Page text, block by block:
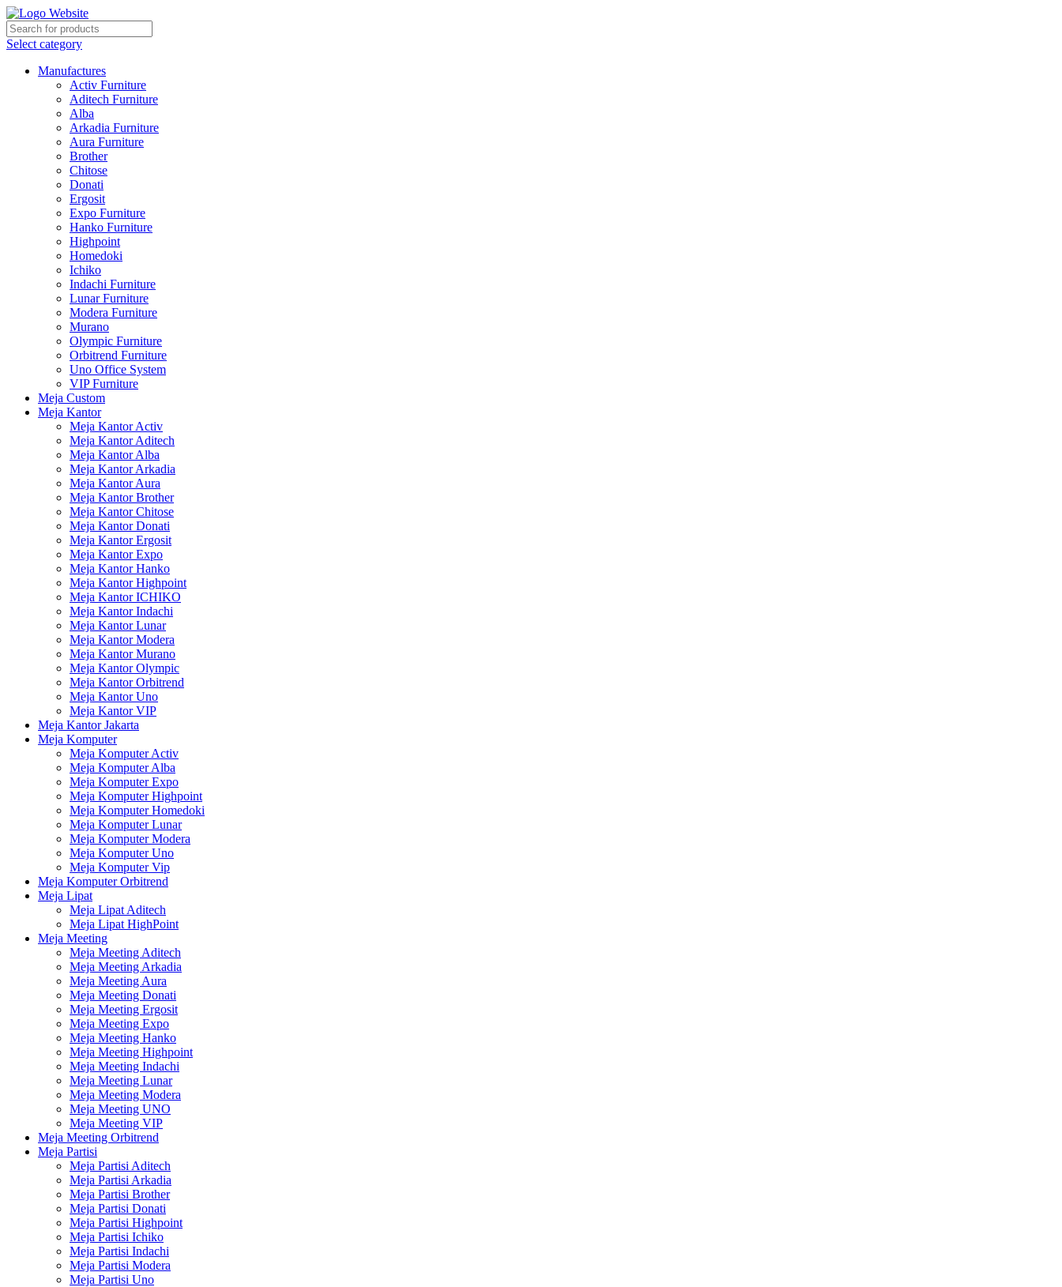
Select category
Manufactures
Activ Furniture
Aditech Furniture
Alba
Arkadia Furniture
Aura Furniture
Brother
Chitose
Donati
Ergosit
Expo Furniture
Hanko Furniture
Highpoint
Homedoki
Ichiko
Indachi Furniture
Lunar Furniture
Modera Furniture
Murano
Olympic Furniture
Orbitrend Furniture
Uno Office System
VIP Furniture
Meja Custom
Meja Kantor
Meja Kantor Activ
Meja Kantor Aditech
Meja Kantor Alba
Meja Kantor Arkadia
Meja Kantor Aura
Meja Kantor Brother
Meja Kantor Chitose
Meja Kantor Donati
Meja Kantor Ergosit
Meja Kantor Expo
Meja Kantor Hanko
Meja Kantor Highpoint
Meja Kantor ICHIKO
Meja Kantor Indachi
Meja Kantor Lunar
Meja Kantor Modera
Meja Kantor Murano
Meja Kantor Olympic
Meja Kantor Orbitrend
Meja Kantor Uno
Meja Kantor VIP
Meja Kantor Jakarta
Meja Komputer
Meja Komputer Activ
Meja Komputer Alba
Meja Komputer Expo
Meja Komputer Highpoint
Meja Komputer Homedoki
Meja Komputer Lunar
Meja Komputer Modera
Meja Komputer Uno
Meja Komputer Vip
Meja Komputer Orbitrend
Meja Lipat
Meja Lipat Aditech
Meja Lipat HighPoint
Meja Meeting
Meja Meeting Aditech
Meja Meeting Arkadia
Meja Meeting Aura
Meja Meeting Donati
Meja Meeting Ergosit
Meja Meeting Expo
Meja Meeting Hanko
Meja Meeting Highpoint
Meja Meeting Indachi
Meja Meeting Lunar
Meja Meeting Modera
Meja Meeting UNO
Meja Meeting VIP
Meja Meeting Orbitrend
Meja Partisi
Meja Partisi Aditech
Meja Partisi Arkadia
Meja Partisi Brother
Meja Partisi Donati
Meja Partisi Highpoint
Meja Partisi Ichiko
Meja Partisi Indachi
Meja Partisi Modera
Meja Partisi Uno